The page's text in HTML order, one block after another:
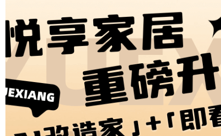
产品。